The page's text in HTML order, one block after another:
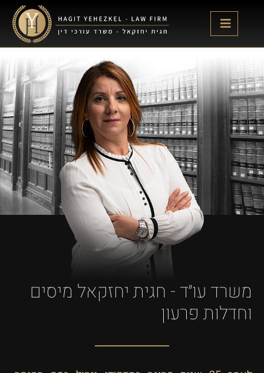
משרד עו״ד - חגית יחזקאל מיסים
וחדלות פרעון